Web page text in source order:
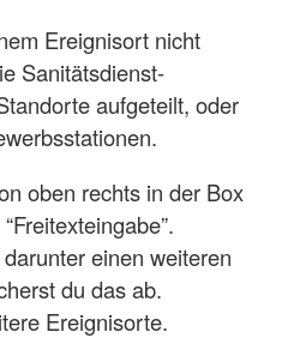
Ereignisort nicht
Sanitätsdienst-
aufgeteilt, oder
oben rechts in der Box
einen weiteren
du das ab.
Ereignisorte.